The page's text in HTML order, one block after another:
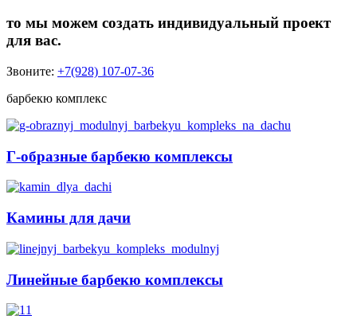
то мы можем создать индивидуальный проект
для вас.
Звоните: +7(928) 107-07-36
барбекю комплекс
Г-образные барбекю комплексы
Камины для дачи
Линейные барбекю комплексы